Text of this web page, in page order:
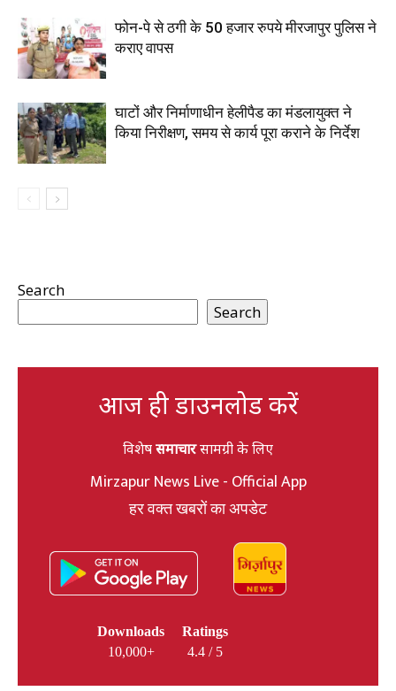
फोन-पे से ठगी के 50 हजार रुपये मीरजापुर पुलिस ने
कराए वापस
घाटों और निर्माणाधीन हेलीपैड का मंडलायुक्त ने
किया निरीक्षण, समय से कार्य पूरा कराने के निर्देश
Search
Search
आज ही डाउनलोड करें
विशेषसमाचारसामग्री के लिए
Mirzapur News Live - Official App
हर वक्त खबरों का अपडेट
Downloads
10,000+
Ratings
4.4 / 5